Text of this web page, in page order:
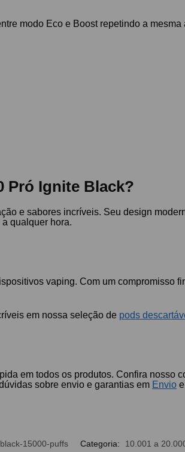
modo Eco e Boost repetindo a
Pró Ignite Black?
e sabores incríveis. Seu design
qualquer hora.
vaping. Com um compromisso
em nossa seleção de pods
em todos os produtos. Confira nosso
sobre envio e garantias em Envio e
15000-puffs Categoria: 10.001 a